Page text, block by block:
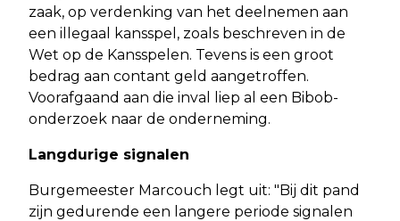
zaak, op verdenking van het deelnemen aan
een illegaal kansspel, zoals beschreven in de
Wet op de Kansspelen. Tevens is een groot
bedrag aan contant geld aangetroffen.
Voorafgaand aan die inval liep al een Bibob-
onderzoek naar de onderneming.
Langdurige signalen
Burgemeester Marcouch legt uit: "Bij dit pand
zijn gedurende een langere periode signalen